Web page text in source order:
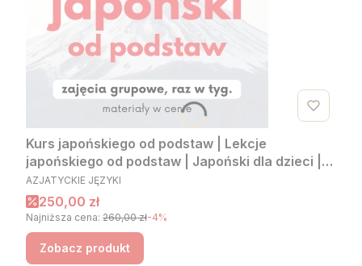
Kurs japońskiego od podstaw | Lekcje
japońskiego od podstaw | Japoński dla dzieci |
Japoński dla dorosłych
PRODUCENT
AZJATYCKIE JĘZYKI
Cena promocyjna
250,00 zł
Najniższa cena: 260,00 zł-4%
Zobacz produkt